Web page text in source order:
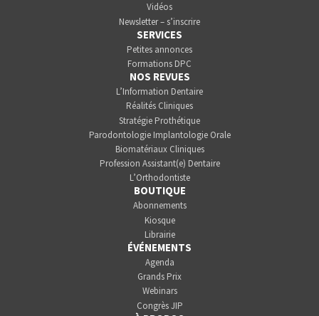
Vidéos
Newsletter – s’inscrire
SERVICES
Petites annonces
Formations DPC
NOS REVUES
L’Information Dentaire
Réalités Cliniques
Stratégie Prothétique
Parodontologie Implantologie Orale
Biomatériaux Cliniques
Profession Assistant(e) Dentaire
L’Orthodontiste
BOUTIQUE
Abonnements
Kiosque
Librairie
ÉVÉNEMENTS
Agenda
Grands Prix
Webinars
Congrès JIP